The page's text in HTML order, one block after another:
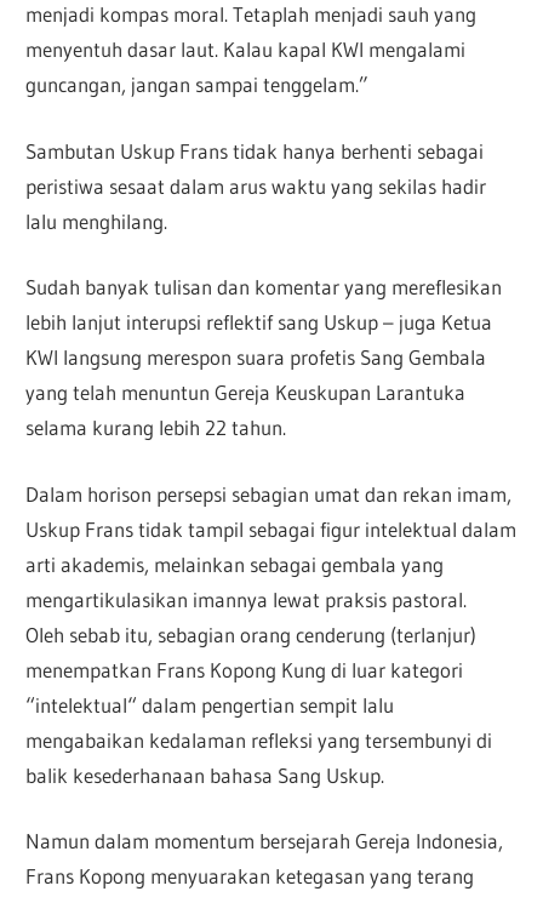
menjadi kompas moral. Tetaplah menjadi sauh yang
menyentuh dasar laut. Kalau kapal KWI mengalami
guncangan, jangan sampai tenggelam.”
Sambutan Uskup Frans tidak hanya berhenti sebagai
peristiwa sesaat dalam arus waktu yang sekilas hadir
lalu menghilang.
Sudah banyak tulisan dan komentar yang mereflesikan
lebih lanjut interupsi reflektif sang Uskup – juga Ketua
KWI langsung merespon suara profetis Sang Gembala
yang telah menuntun Gereja Keuskupan Larantuka
selama kurang lebih 22 tahun.
Dalam horison persepsi sebagian umat dan rekan imam,
Uskup Frans tidak tampil sebagai figur intelektual dalam
arti akademis, melainkan sebagai gembala yang
mengartikulasikan imannya lewat praksis pastoral.
Oleh sebab itu, sebagian orang cenderung (terlanjur)
menempatkan Frans Kopong Kung di luar kategori
“intelektual“ dalam pengertian sempit lalu
mengabaikan kedalaman refleksi yang tersembunyi di
balik kesederhanaan bahasa Sang Uskup.
Namun dalam momentum bersejarah Gereja Indonesia,
Frans Kopong menyuarakan ketegasan yang terang